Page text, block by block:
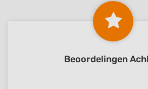
Beoordelingen
Identify devices based on information
Non-IAB processing purposes: